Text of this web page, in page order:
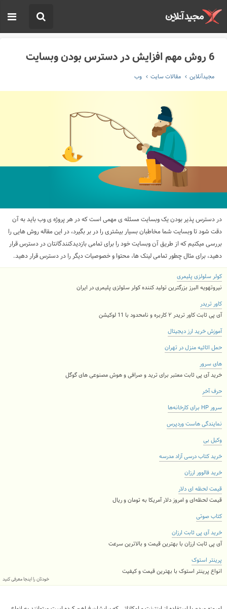
6 روش مهم افزایش در دسترس بودن وبسایت
مجیدآنلاین مقالات سایت وب
در دسترس پذیر بودن یک وبسایت مسئله ی مهمی است که در هر پروژه ی وب باید به آن
دقت شود تا وبسایت شما مخاطبان بسیار بیشتری را در بر بگیرد، در این مقاله روش هایی را
بررسی میکنیم که از طریق آن وبسایت خود را برای تمامی بازدیدکنندگانتان در دسترس قرار
دهید، برای مثال چطور تمامی لینک ها، محتوا و خصوصیات دیگر را در دسترس قرار دهید.
کولر سلولزی پلیمری
نیروتهویه البرز بزرگترین تولید کننده کولر سلولزی پلیمری در ایران
کاور تریدر
آی پی ثابت کاور تریدر ۲ کاربره و نامحدود با 11 لوکیشن
آموزش خرید ارز دیجیتال
حمل اثاثیه منزل در تهران
های سرور
خرید آی پی ثابت معتبر برای ترید و صرافی و هوش مصنوعی های گوگل
حرف آخر
سرور HP برای کارخانه‌ها
نمایندگی هاست وردپرس
وکیل بی
خرید کتاب درسی آزاد مدرسه
خرید فالوور ارزان
قیمت لحظه ای دلار
قیمت لحظه‌ای و امروز دلار آمریکا به تومان و ریال
کتاب صوتی
خرید آی پی ثابت ارزان
آی پی ثابت ارزان با بهترین قیمت و بالاترین سرعت
پرینتر استوک
انواع پرینتر استوک با بهترین قیمت و کیفیت
خودتان را اینجا معرفی کنید